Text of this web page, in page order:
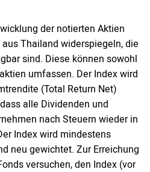
der notierten Aktien
Thailand widerspiegeln, die
sind. Diese können sowohl
umfassen. Der Index wird
(Total Return Net)
alle Dividenden und
nach Steuern wieder in
Index wird mindestens
neu gewichtet. Zur Erreichung
versuchen, den Index (vor